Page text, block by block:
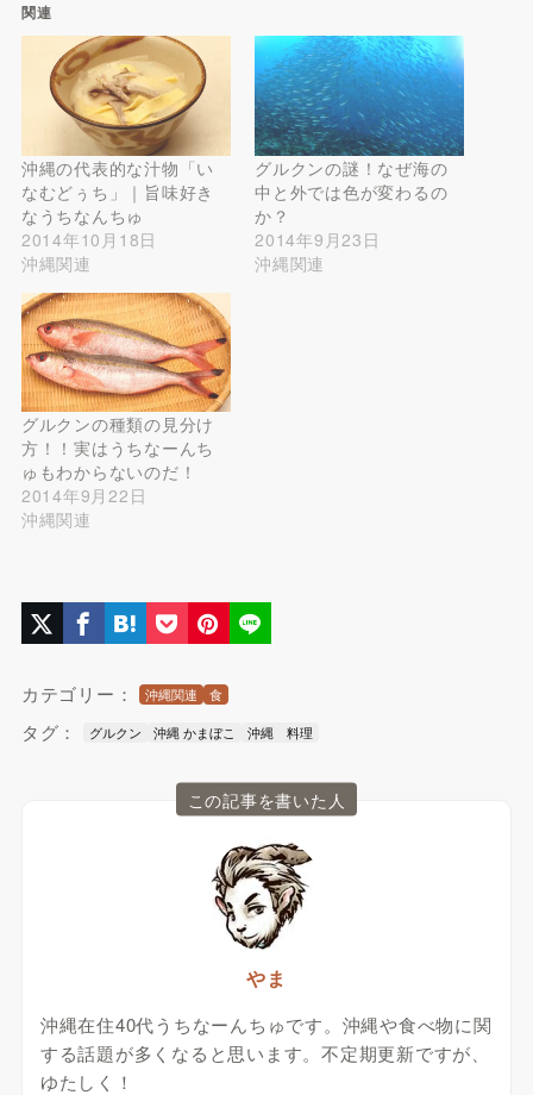
関連
沖縄の代表的な汁物「い
なむどぅち」｜旨味好き
なうちなんちゅ
2014年10月18日
沖縄関連
グルクンの謎！なぜ海の
中と外では色が変わるの
か？
2014年9月23日
沖縄関連
グルクンの種類の見分け
方！！実はうちなーんち
ゅもわからないのだ！
2014年9月22日
沖縄関連
カテゴリー： 沖縄関連 食
タグ： グルクン 沖縄 かまぼこ 沖縄 料理
この記事を書いた人
やま
沖縄在住40代うちなーんちゅです。沖縄や食べ物に関
する話題が多くなると思います。不定期更新ですが、
ゆたしく！